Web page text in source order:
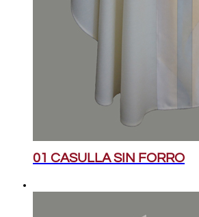
01 CASULLA SIN FORRO